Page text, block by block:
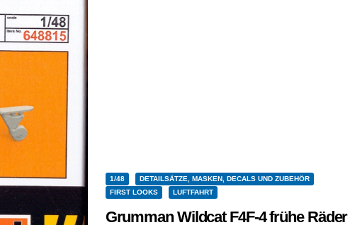
1/48
DETAILSÄTZE, MASKEN, DECALS UND ZUBEHÖR
FIRST LOOKS
LUFTFAHRT
Grumman Wildcat F4F-4 frühe Räder